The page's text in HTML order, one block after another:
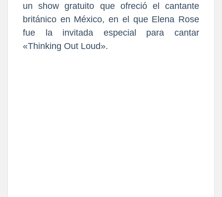
un show gratuito que ofreció el cantante
británico en México, en el que Elena Rose
fue la invitada especial para cantar
«Thinking Out Loud».